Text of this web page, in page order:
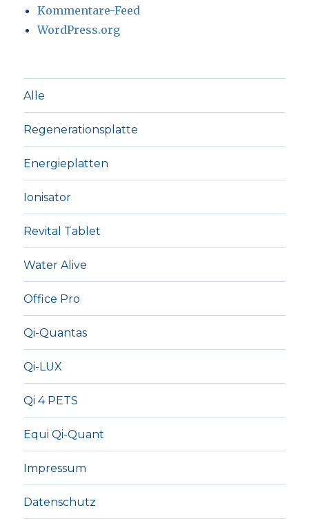
Kommentare-Feed
WordPress.org
Alle
Regenerationsplatte
Energieplatten
Ionisator
Revital Tablet
Water Alive
Office Pro
Qi-Quantas
Qi-LUX
Qi 4 PETS
Equi Qi-Quant
Impressum
Datenschutz